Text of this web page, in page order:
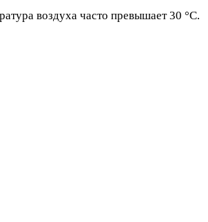
воздуха часто превышает 30 °C.